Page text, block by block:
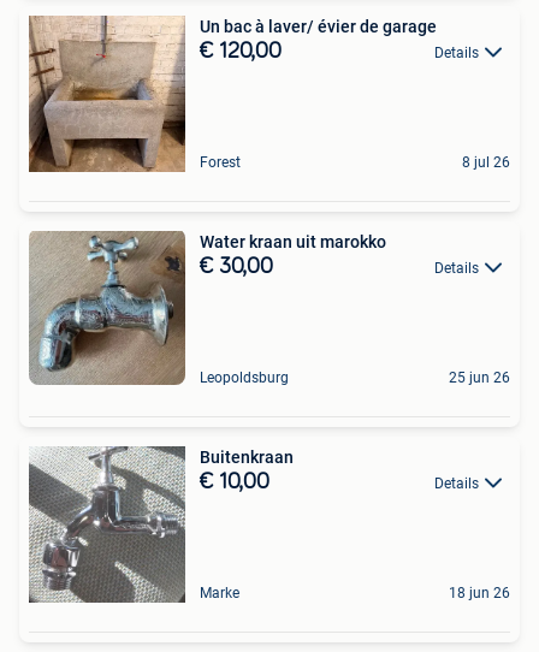
Un bac à laver/ évier de garage
€ 120,00 Details
Forest 8 jul 26
Water kraan uit marokko
€ 30,00 Details
Leopoldsburg 25 jun 26
Buitenkraan
€ 10,00 Details
Marke 18 jun 26